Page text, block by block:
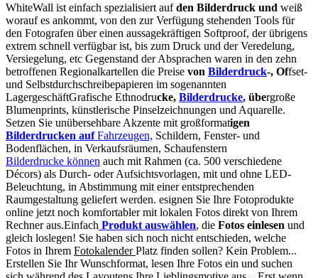
WhiteWall ist einfach spezialisiert aufden Bilderdruck und weiß
worauf es ankommt, von den zur Verfügung stehenden Tools für
den Fotografen über einen aussagekräftigen Softproof, der übrigens
extrem schnell verfügbar ist, bis zum Druck und der Veredelung,
Versiegelung, etc Gegenstand der Absprachen waren in den zehn
betroffenen Regionalkartellen die Preise von Bilderdruck-, Offset-
und Selbstdurchschreibepapieren im sogenannten
LagergeschäftGrafische Ethnodrucke, Bilderdrucke, übergroße
Blumenprints, künstlerische Pinselzeichnungen und Aquarelle.
Setzen Sie unübersehbare Akzente mit großformatigen
Bilderdrucken aufFahrzeugen, Schildern, Fenster- und
Bodenflächen, in Verkaufsräumen, Schaufenstern
Bilderdrucke können auch mit Rahmen (ca. 500 verschiedene
Décors) als Durch- oder Aufsichtsvorlagen, mit und ohne LED-
Beleuchtung, in Abstimmung mit einer entstprechenden
Raumgestaltung geliefert werden. esignen Sie Ihre Fotoprodukte
online jetzt noch komfortabler mit lokalen Fotos direkt von Ihrem
Rechner aus.Einfach Produkt auswählen, die Fotos einlesen und
gleich loslegen! Sie haben sich noch nicht entschieden, welche
Fotos in Ihrem FotokalenderPlatz finden sollen? Kein Problem...
Erstellen Sie Ihr Wunschformat, lesen Ihre Fotos ein und suchen